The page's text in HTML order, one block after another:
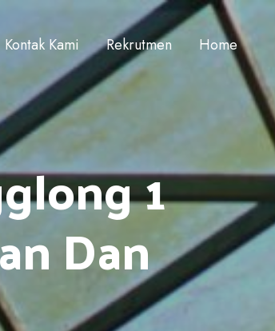
Kontak Kami Rekrutmen Home
1
Dan